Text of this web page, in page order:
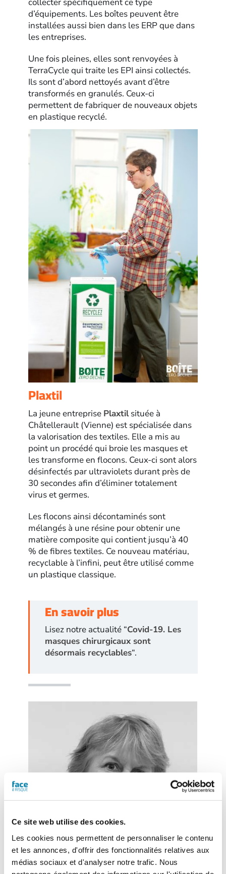
Ce site web utilise des cookies.
Les cookies nous permettent de personnaliser le contenu
et les annonces, d'offrir des fonctionnalités relatives aux
médias sociaux et d'analyser notre trafic. Nous
d’équipements. Les boîtes peuvent être
installées aussi bien dans les ERP que dans
les entreprises.
Une fois pleines, elles sont renvoyées à
TerraCycle qui traite les EPI ainsi collectés.
Ils sont d’abord nettoyés avant d’être
transformés en granulés. Ceux-ci
permettent de fabriquer de nouveaux objets
en plastique recyclé.
Plaxtil
La jeune entreprise Plaxtilsituée à
Châtellerault (Vienne) est spécialisée dans
la valorisation des textiles. Elle a mis au
point un procédé qui broie les masques et
les transforme en flocons. Ceux-ci sont alors
désinfectés par ultraviolets durant près de
30 secondes afin d’éliminer totalement
virus et germes.
Les flocons ainsi décontaminés sont
mélangés à une résine pour obtenir une
matière composite qui contient jusqu’à 40
% de fibres textiles. Ce nouveau matériau,
recyclable à l’infini, peut être utilisé comme
un plastique classique.
En savoir plus
Lisez notre actualité “Covid-19. Les
masques chirurgicaux sont
désormais recyclables“.